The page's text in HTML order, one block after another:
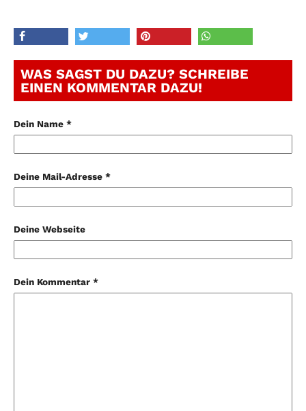
WAS SAGST DU DAZU? SCHREIBE
EINEN KOMMENTAR DAZU!
Dein Name *
Deine Mail-Adresse *
Deine Webseite
Dein Kommentar *